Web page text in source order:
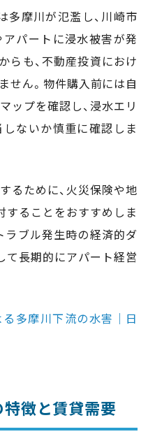
摩川が氾濫し、川崎市
パートに浸水被害が発
らも、不動産投資におけ
せん。物件購入前には自
ップを確認し、浸水エリ
ないか慎重に確認しま
るために、火災保険や地
することをおすすめしま
ラブル発生時の経済的ダ
て長期的にアパート経営
多摩川下流の水害｜日
徴と賃貸需要